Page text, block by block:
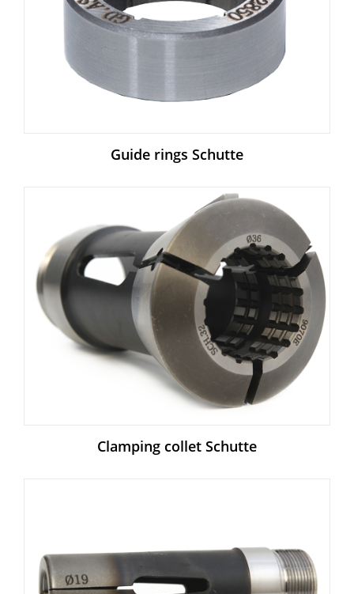
Guide rings Schutte
Clamping collet Schutte